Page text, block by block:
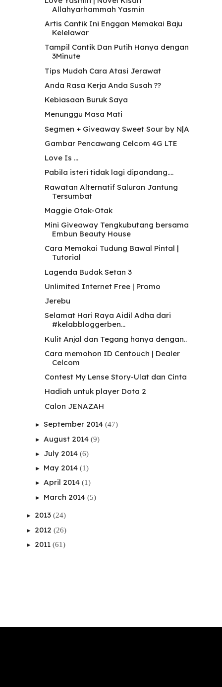
Allahyarhammah Yasmin
Artis Cantik Ini Enggan Memakai Baju
Kelelawar
Tampil Cantik Dan Putih Hanya dengan
3Minute
Tips Mudah Cara Atasi Jerawat
Anda Rasa Kerja Anda Susah ??
Kebiasaan Buruk Saya
Menunggu Masa Mati
Segmen + Giveaway Sweet Sour by N|A
Gambar Pencawang Celcom 4G LTE
Love Is ...
Pabila isteri tidak lagi dipandang....
Rawatan Alternatif Saluran Jantung
Tersumbat
Maggie Otak-Otak
Mini Giveaway Tengkubutang bersama
Embun Beauty House
Cara Memakai Tudung Bawal Pintal |
Tutorial
Lagenda Budak Setan 3
Unlimited Internet Free | Promo
Jerebu
Selamat Hari Raya Aidil Adha dari
#kelabbloggerben...
Kulit Anjal dan Tegang hanya dengan..
Cara memohon ID Centouch | Dealer
Celcom
Contest My Lense Story-Ulat dan Cinta
Hadiah untuk player Dota 2
Calon JENAZAH
► September 2014 (47)
► August 2014 (9)
► July 2014 (6)
► May 2014 (1)
► April 2014 (1)
► March 2014 (5)
► 2013 (24)
► 2012 (26)
► 2011 (61)